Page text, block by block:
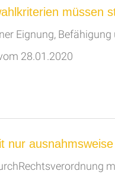
müssen
Eignung,
28.01.2020
nur